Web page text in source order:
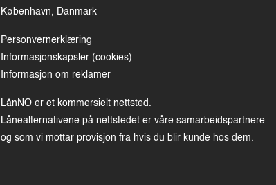
København, Danmark
Personvernerklæring
Informasjonskapsler (cookies)
Informasjon om reklamer
LånNO er et kommersielt nettsted.
Lånealternativene på nettstedet er våre samarbeidspartnere
og som vi mottar provisjon fra hvis du blir kunde hos dem.